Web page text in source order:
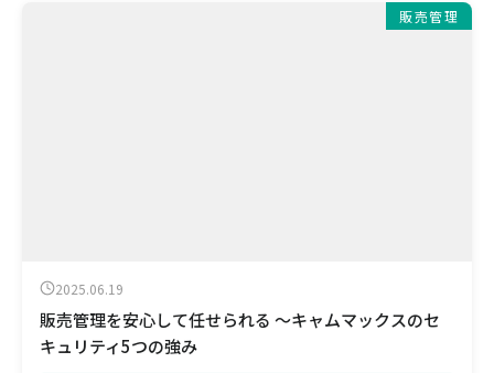
販売管理
2025.06.19
販売管理を安心して任せられる ～キャムマックスのセ
キュリティ5つの強み